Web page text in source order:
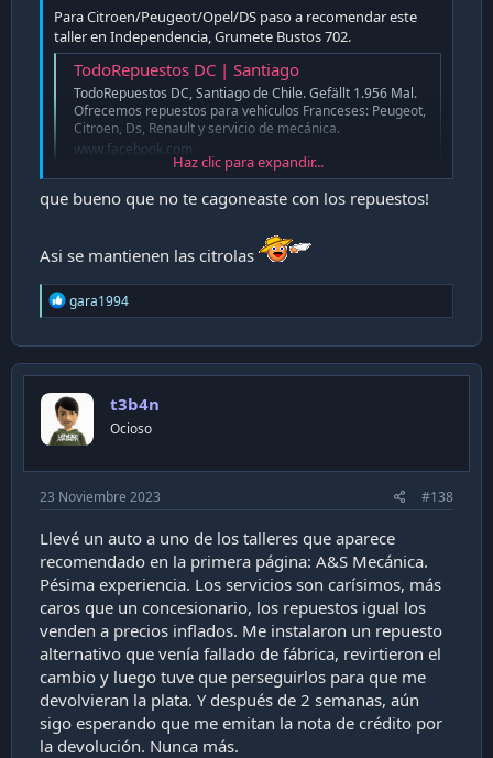
Para Citroen/Peugeot/Opel/DS paso a recomendar este
taller en Independencia, Grumete Bustos 702.
TodoRepuestos DC | Santiago
TodoRepuestos DC, Santiago de Chile. Gefällt 1.956 Mal.
Ofrecemos repuestos para vehículos Franceses: Peugeot,
Citroen, Ds, Renault y servicio de mecánica.
www.facebook.com
Account Suspended
capital y lo agendé la semana del 18 ya que andaba de
vacaciones, me contestaron rápido (un domingo en la
noche) con presupuesto y valores claros, nada de
sorpresas.
Cuando lo llevé caché que tienen realmente de todo en
stock en repuestos para el auto y se nota que se manejan
con todo lo que sea PSA, nada de vender la pomada, lo iba
a llevar a Lyonservice pero esa semana el pelado Larrain no
trabajaba.
Cambié amortiguadores originales y cazoletas a buen
precio, todo a la vista, más un soporte de motor (tambien
revisaran si había alguna pieza que reemplazar para
Haz clic para expandir...
que bueno que no te cagoneaste con los repuestos!
Asi se mantienen las citrolas
R
e
c
t
o
n
s
gara1994
t3b4n
Ocioso
23 Noviembre 2023 #138
Llevé un auto a uno de los talleres que aparece
recomendado en la primera página: A&S Mecánica.
Pésima experiencia. Los servicios son carísimos, más
caros que un concesionario, los repuestos igual los
venden a precios inflados. Me instalaron un repuesto
alternativo que venía fallado de fábrica, revirtieron el
cambio y luego tuve que perseguirlos para que me
devolvieran la plata. Y después de 2 semanas, aún
sigo esperando que me emitan la nota de crédito por
la devolución. Nunca más.